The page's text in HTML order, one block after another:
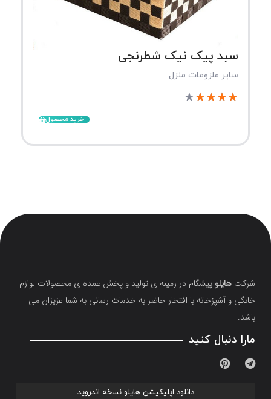
سبد پیک نیک شطرنجی
سایر ملزومات منزل
★
★
★
★
★
خرید محصول
شرکت هایلو پیشگام در زمینه ی تولید و پخش عمده ی محصولات لوازم
خانگی و آشپزخانه با افتخار حاضر به خدمات رسانی به شما عزیزان می
باشد.
مارا دنبال کنید
دانلود اپلیکیشن هایلو نسخه اندروید